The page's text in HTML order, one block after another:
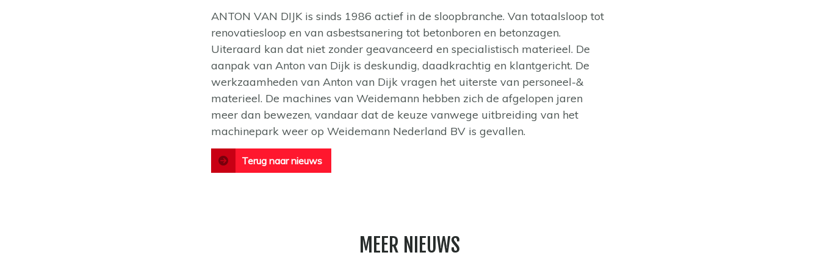
ANTON VAN DIJK is sinds 1986 actief in de sloopbranche. Van totaalsloop tot
renovatiesloop en van asbestsanering tot betonboren en betonzagen.
Uiteraard kan dat niet zonder geavanceerd en specialistisch materieel. De
aanpak van Anton van Dijk is deskundig, daadkrachtig en klantgericht. De
werkzaamheden van Anton van Dijk vragen het uiterste van personeel-&
materieel. De machines van Weidemann hebben zich de afgelopen jaren
meer dan bewezen, vandaar dat de keuze vanwege uitbreiding van het
machinepark weer op Weidemann Nederland BV is gevallen.
Terug naar nieuws
MEER NIEUWS